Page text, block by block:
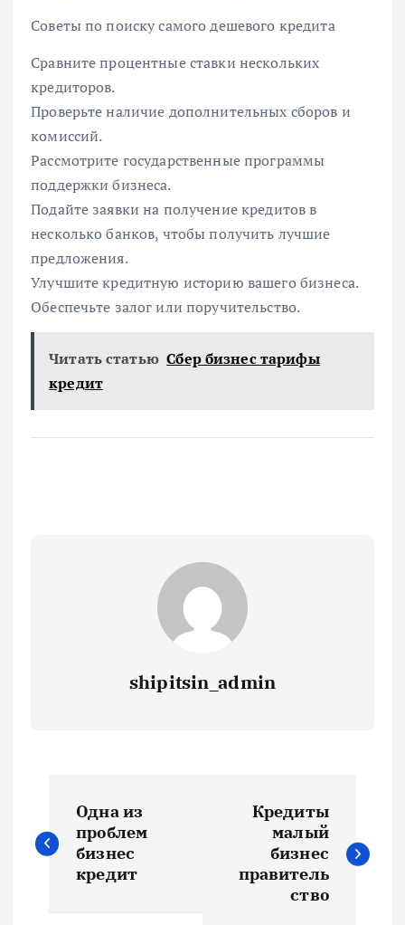
Советы по поиску самого дешевого кредита
Сравните процентные ставки нескольких
кредиторов.
Проверьте наличие дополнительных сборов и
комиссий.
Рассмотрите государственные программы
поддержки бизнеса.
Подайте заявки на получение кредитов в
несколько банков, чтобы получить лучшие
предложения.
Улучшите кредитную историю вашего бизнеса.
Обеспечьте залог или поручительство.
Читать статью Сбер бизнес тарифы
кредит
shipitsin_admin
а
Одна из
проблем
бизнес
кредит
Кредиты
малый
бизнес
правитель
ство